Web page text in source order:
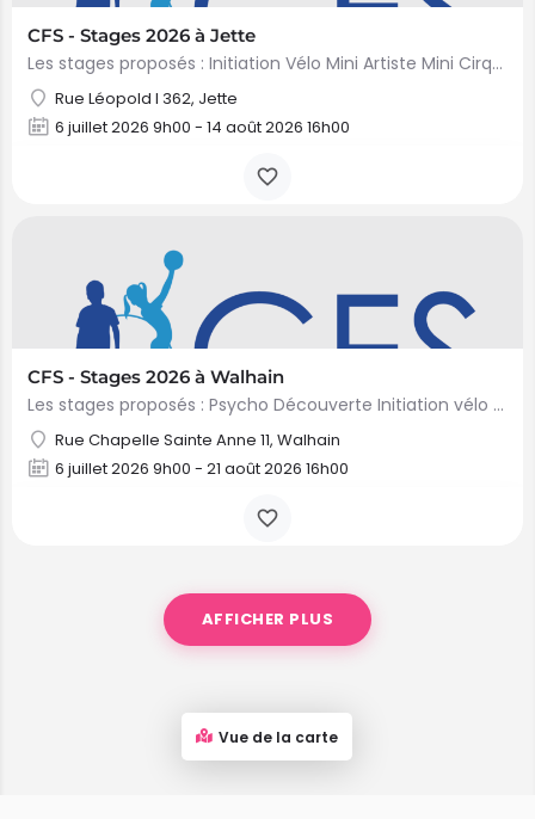
CFS - Stages 2026 à Jette
Les stages proposés : Initiation Vélo Mini Artiste Mini Cirque Mini Danse Mini Multisports Princesses…
Rue Léopold I 362, Jette
6 juillet 2026 9h00 - 14 août 2026 16h00
CFS - Stages 2026 à Walhain
Les stages proposés : Psycho Découverte Initiation vélo Mini Danse & Bijoux Mini…
Rue Chapelle Sainte Anne 11, Walhain
6 juillet 2026 9h00 - 21 août 2026 16h00
AFFICHER PLUS
Vue de la carte